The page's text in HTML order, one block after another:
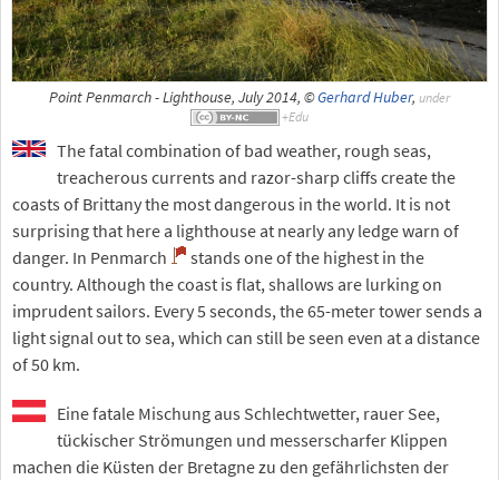
Point Penmarch - Lighthouse, July 2014, ©Gerhard Huber, under
The fatal combination of bad weather, rough seas,
treacherous currents and razor-sharp cliffs create the
coasts of Brittany the most dangerous in the world. It is not
surprising that here a lighthouse at nearly any ledge warn of
danger. In Penmarch
stands one of the highest in the
country. Although the coast is flat, shallows are lurking on
imprudent sailors. Every 5 seconds, the 65-meter tower sends a
light signal out to sea, which can still be seen even at a distance
of 50 km.
Eine fatale Mischung aus Schlechtwetter, rauer See,
tückischer Strömungen und messerscharfer Klippen
machen die Küsten der Bretagne zu den gefährlichsten der